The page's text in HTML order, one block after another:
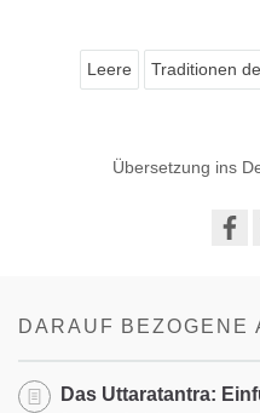
Leere Traditionen
Übersetzung ins
DARAUF BEZOGENE
Das Uttaratantra: